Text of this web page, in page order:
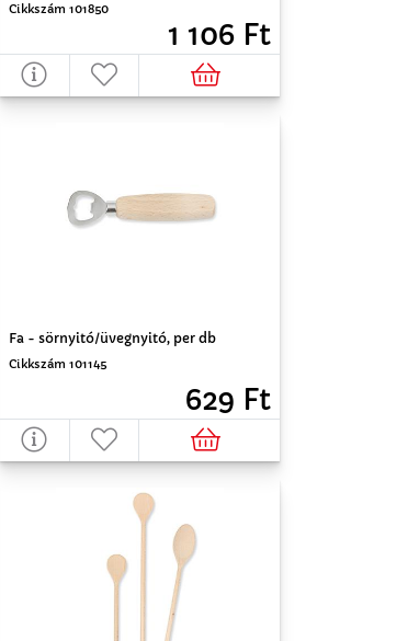
Cikkszám 101850
1 106 Ft
Fa - sörnyitó/üvegnyitó, per db
Cikkszám 101145
629 Ft